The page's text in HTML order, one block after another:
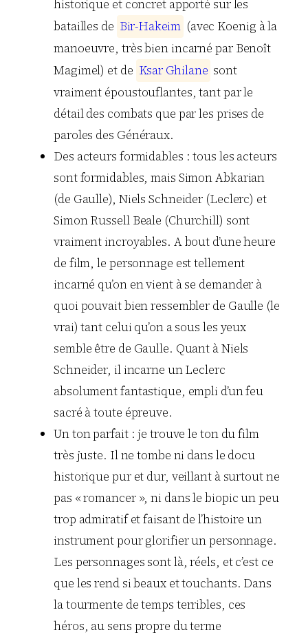
historique et concret apporté sur les
batailles de Bir-Hakeim (avec Koenig à la
manoeuvre, très bien incarné par Benoît
Magimel) et de Ksar Ghilane sont
vraiment époustouflantes, tant par le
détail des combats que par les prises de
paroles des Généraux.
Des acteurs formidables : tous les acteurs
sont formidables, mais Simon Abkarian
(de Gaulle), Niels Schneider (Leclerc) et
Simon Russell Beale (Churchill) sont
vraiment incroyables. A bout d’une heure
de film, le personnage est tellement
incarné qu’on en vient à se demander à
quoi pouvait bien ressembler de Gaulle (le
vrai) tant celui qu’on a sous les yeux
semble être de Gaulle. Quant à Niels
Schneider, il incarne un Leclerc
absolument fantastique, empli d’un feu
sacré à toute épreuve.
Un ton parfait : je trouve le ton du film
très juste. Il ne tombe ni dans le docu
historique pur et dur, veillant à surtout ne
pas « romancer », ni dans le biopic un peu
trop admiratif et faisant de l’histoire un
instrument pour glorifier un personnage.
Les personnages sont là, réels, et c’est ce
que les rend si beaux et touchants. Dans
la tourmente de temps terribles, ces
héros, au sens propre du terme